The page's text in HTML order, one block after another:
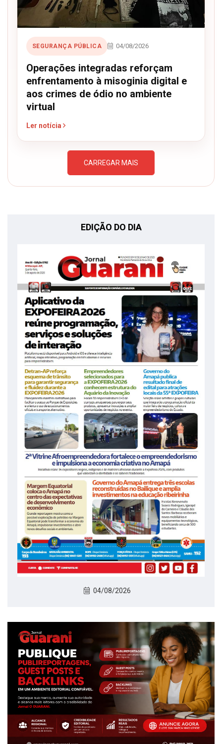
SEGURANÇA PÚBLICA 04/08/2026
Operações integradas reforçam
enfrentamento à misoginia digital e
aos crimes de ódio no ambiente
virtual
Ler notícia
CARREGAR MAIS
EDIÇÃO DO DIA
04/08/2026